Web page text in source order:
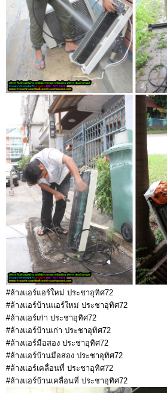
#ล้างแอร์แอร์ใหม่ ประชาอุทิศ72
#ล้างแอร์บ้านแอร์ใหม่ ประชาอุทิศ72
#ล้างแอร์เก่า ประชาอุทิศ72
#ล้างแอร์บ้านเก่า ประชาอุทิศ72
#ล้างแอร์มือสอง ประชาอุทิศ72
#ล้างแอร์บ้านมือสอง ประชาอุทิศ72
#ล้างแอร์เคลื่อนที่ ประชาอุทิศ72
#ล้างแอร์บ้านเคลื่อนที่ ประชาอุทิศ72